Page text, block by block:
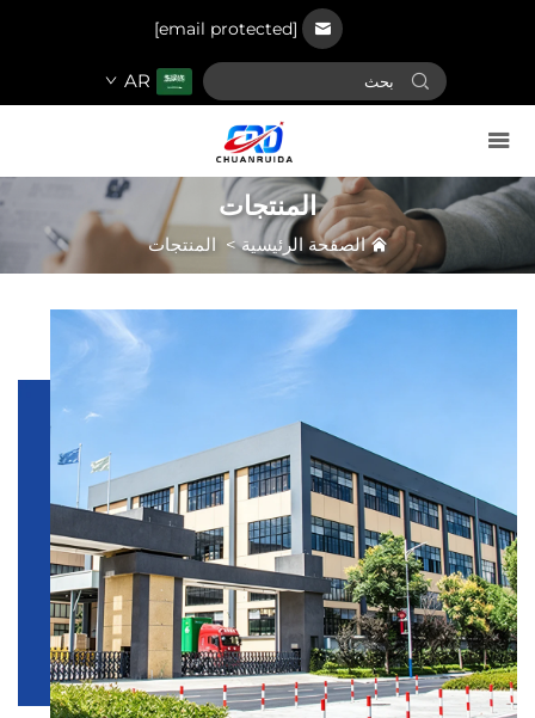
[email protected]
AR
المنتجات
الصفحة الرئيسية> المنتجات